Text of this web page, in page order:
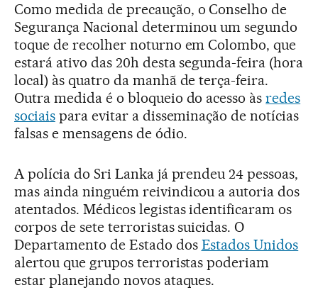
Como medida de precaução, o Conselho de
Segurança Nacional determinou um segundo
toque de recolher noturno em Colombo, que
estará ativo das 20h desta segunda-feira (hora
local) às quatro da manhã de terça-feira.
Outra medida é o bloqueio do acesso àsredes
sociaispara evitar a disseminação de notícias
falsas e mensagens de ódio.
A polícia do Sri Lanka já prendeu 24 pessoas,
mas ainda ninguém reivindicou a autoria dos
atentados. Médicos legistas identificaram os
corpos de sete terroristas suicidas. O
Departamento de Estado dos Estados Unidos
alertou que grupos terroristas poderiam
estar planejando novos ataques.